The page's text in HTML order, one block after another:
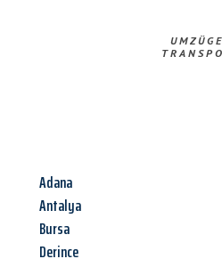
Adana
Antalya
Bursa
Derince